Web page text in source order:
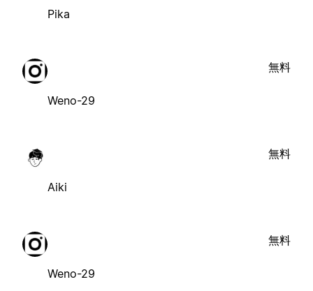
Pika
Weno-29
無料
Aiki
無料
Weno-29
無料